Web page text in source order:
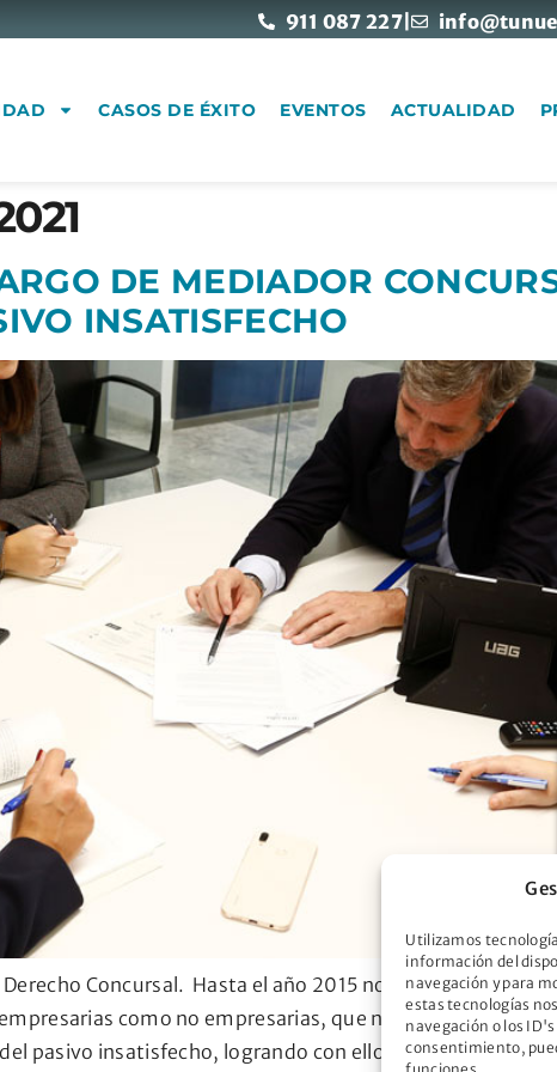
Utilizamos
información del
navegación y para
estas tecnologías
navegación o los
consentimiento,
911 087 227|
CASOS DE ÉXITO EVENTOS ACTUALIDAD
DE MEDIADOR
INSATISFECHO
Derecho Concursal. Hasta el año 2015 no estaba prevista
como no empresarias, que no pudieren hacer
pasivo insatisfecho, logrando con ello la exoneración